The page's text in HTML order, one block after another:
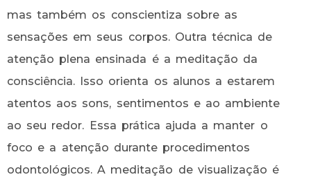
mas também os conscientiza sobre as
sensações em seus corpos. Outra técnica de
atenção plena ensinada é a meditação da
consciência. Isso orienta os alunos a estarem
atentos aos sons, sentimentos e ao ambiente
ao seu redor. Essa prática ajuda a manter o
foco e a atenção durante procedimentos
odontológicos. A meditação de visualização é